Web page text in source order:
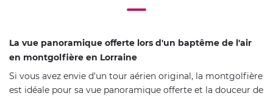
La vue panoramique offerte lors d'un baptême de l'air
en montgolfière en Lorraine
Si vous avez envie d'un tour aérien original, la montgolfière
est idéale pour sa vue panoramique offerte et la douceur de